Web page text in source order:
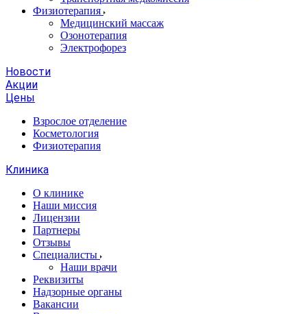
Физиотерапия
Медицинский массаж
Озонотерапия
Электрофорез
Новости
Акции
Цены
Взрослое отделение
Косметология
Физиотерапия
Клиника
О клинике
Наши миссия
Лицензии
Партнеры
Отзывы
Специалисты
Наши врачи
Реквизиты
Надзорные органы
Вакансии